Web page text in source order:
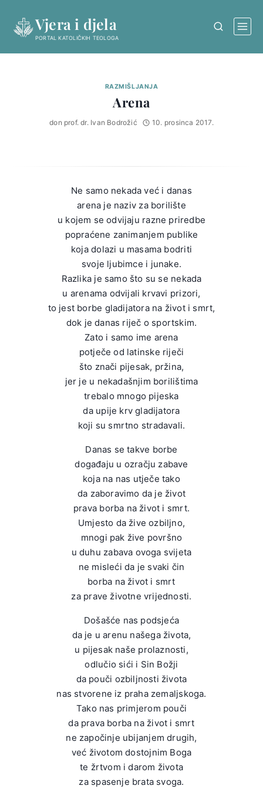
content
Vjera i djela
PORTAL KATOLIČKIH TEOLOGA
RAZMIŠLJANJA
Arena
don prof. dr. Ivan Bodrožić 10. prosinca 2017.
Ne samo nekada već i danas
arena je naziv za borilište
u kojem se odvijaju razne priredbe
popraćene zanimanjem publike
koja dolazi u masama bodriti
svoje ljubimce i junake.
Razlika je samo što su se nekada
u arenama odvijali krvavi prizori,
to jest borbe gladijatora na život i smrt,
dok je danas riječ o sportskim.
Zato i samo ime arena
potječe od latinske riječi
što znači pijesak, pržina,
jer je u nekadašnjim borilištima
trebalo mnogo pijeska
da upije krv gladijatora
koji su smrtno stradavali.
Danas se takve borbe
događaju u ozračju zabave
koja na nas utječe tako
da zaboravimo da je život
prava borba na život i smrt.
Umjesto da žive ozbiljno,
mnogi pak žive površno
u duhu zabava ovoga svijeta
ne misleći da je svaki čin
borba na život i smrt
za prave životne vrijednosti.
Došašće nas podsjeća
da je u arenu našega života,
u pijesak naše prolaznosti,
odlučio sići i Sin Božji
da pouči ozbiljnosti života
nas stvorene iz praha zemaljskoga.
Tako nas primjerom pouči
da prava borba na život i smrt
ne započinje ubijanjem drugih,
već životom dostojnim Boga
te žrtvom i darom života
za spasenje brata svoga.